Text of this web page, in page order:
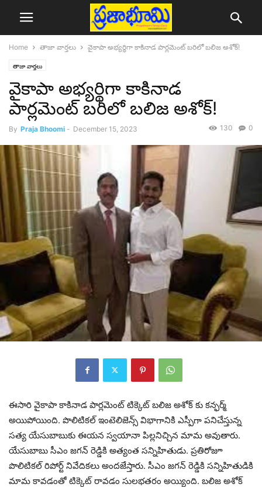
Home తాజా వార్తలు వైకాపా అభ్యర్థిగా కాకినాడ పార్లమెంట్ బరిలో బలిజ అశోక్!
తాజా వార్తలు
వైకాపా అభ్యర్థిగా కాకినాడ
పార్లమెంట్ బరిలో బలిజ అశోక్!
By Praja Bhoomi - December 15, 2023 0
130
ఈసారి వైకాపా కాకినాడ పార్లమెంట్ టిక్కెట్ బలిజ అశోక్ కు కన్ఫర్మ్
అయిపోయింది. పొలిటికల్ ఇంటెలిజెన్స్ విభాగానికి ఎస్పీగా పనిచేస్తున్న
సత్య యేసుబాబుకు ఈయన స్వయానా పిల్లనిచ్చిన మామ అవుతారు.
యేసుబాబు సీఎం జగన్ రెడ్డికి అత్యంత సన్నిహితుడు. ప్రతిరోజూ
పొలిటికల్ రిపోర్ట్ నివేదికలు అందజేస్తారు. సీఎం జగన్ రెడ్డికి సన్నిహితుడికి
మామ కావడంతో టిక్కెట్ రావడం సులభతరం అయ్యింది. బలిజ అశోక్